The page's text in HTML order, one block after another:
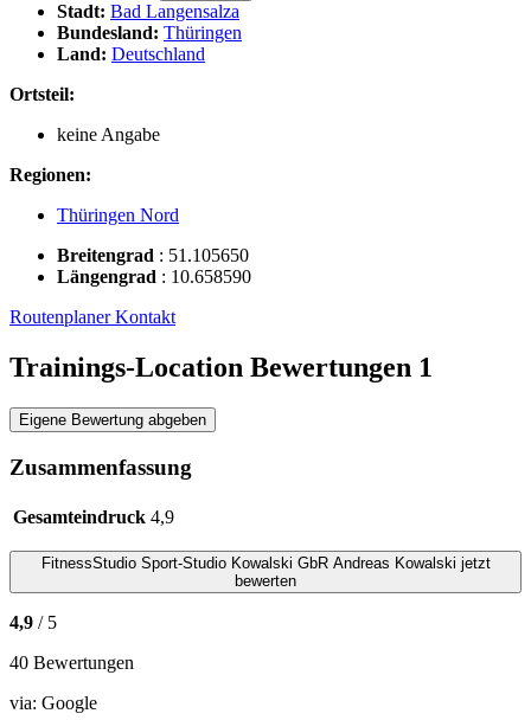
Stadt: Bad Langensalza
Bundesland: Thüringen
Land: Deutschland
Ortsteil:
keine Angabe
Regionen:
Thüringen Nord
Breitengrad : 51.105650
Längengrad : 10.658590
RoutenplanerKontakt
Trainings-Location Bewertungen 1
Eigene Bewertung abgeben
Zusammenfassung
Gesamteindruck 4,9
FitnessStudio Sport-Studio Kowalski GbR Andreas Kowalski jetzt
bewerten
4,9 / 5
40 Bewertungen
via: Google